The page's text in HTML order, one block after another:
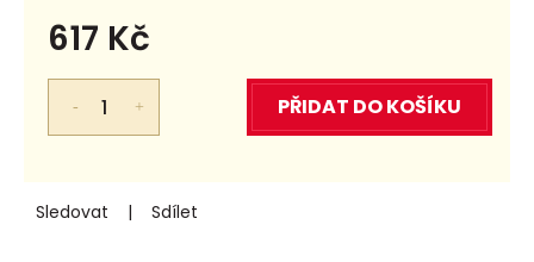
617 Kč
Měrná
cena:
PŘIDAT DO KOŠÍKU
Sledovat Sdílet